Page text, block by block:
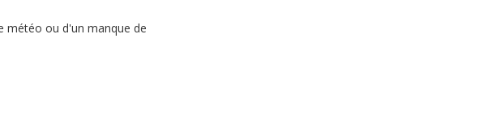
météo ou d'un manque de